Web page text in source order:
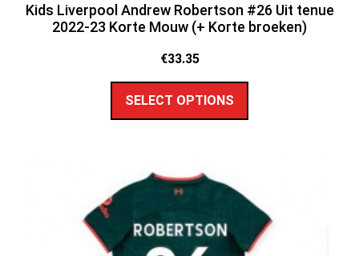
Kids Liverpool Andrew Robertson #26 Uit tenue
2022-23 Korte Mouw (+ Korte broeken)
€33.35
SELECT OPTIONS